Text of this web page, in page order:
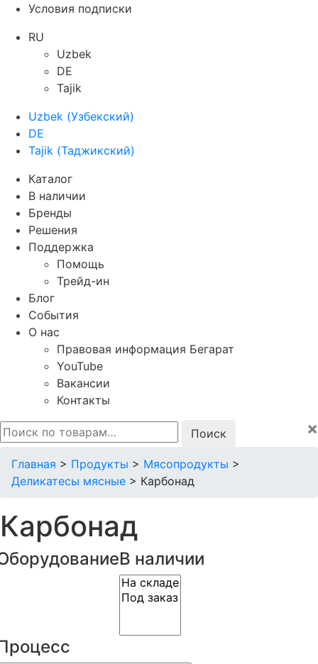
Условия подписки
RU
Uzbek
DE
Tajik
Uzbek (Узбекский)
DE
Tajik (Таджикский)
Каталог
В наличии
Бренды
Решения
Поддержка
Помощь
Трейд-ин
Блог
События
О нас
Правовая информация Бегарат
YouTube
Вакансии
Контакты
Искать:
×
Главная > Продукты > Мясопродукты >
Деликатесы мясные > Карбонад
Карбонад
В наличии